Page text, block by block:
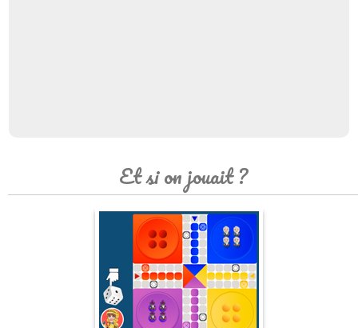
Et si on jouait ?